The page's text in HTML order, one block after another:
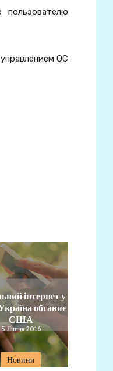
ОС
Новини
інтернет у
обганяє
США
5 Липня 2016